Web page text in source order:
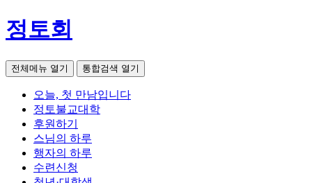
정토회
전체메뉴 열기 통합검색 열기
오늘, 첫 만남입니다
정토불교대학
후원하기
스님의 하루
행자의 하루
수련신청